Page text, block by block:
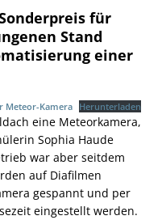
für
Stand
einer
Meteor-Kamera Herunterladen
eine Meteorkamera,
Sophia Haude
war aber seitdem
auf Diafilmen
gespannt und per
eingestellt werden.